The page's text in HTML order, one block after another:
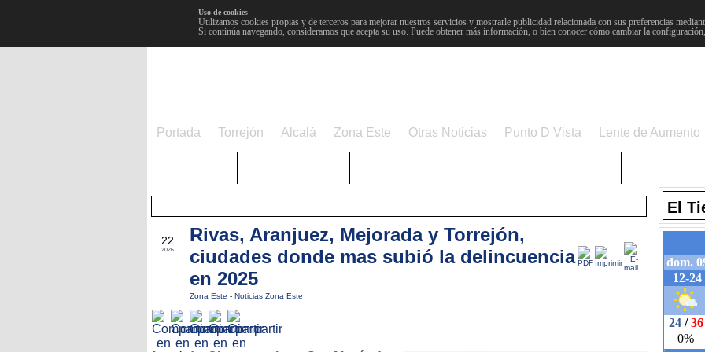
Uso de cookies
Utilizamos cookies propias y de terceros para mejorar nuestros servicios y mostrarle publicidad relacionada con sus preferencias
Si continúa navegando, consideramos que acepta su uso. Puede obtener más información, o bien conocer cómo cambiar la
Portada Torrejón Alcalá Zona Este Otras Noticias Punto D Vista Lente de Aumento
22
2026
Rivas, Aranjuez, Mejorada y Torrejón,
ciudades donde mas subió la delincuencia
en 2025
Zona Este - Noticias Zona Este
El